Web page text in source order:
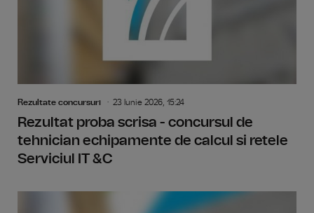
Rezultate concursuri 23 Iunie 2026, 15:24
Rezultat proba scrisa - concursul de
tehnician echipamente de calcul si retele
Serviciul IT &C